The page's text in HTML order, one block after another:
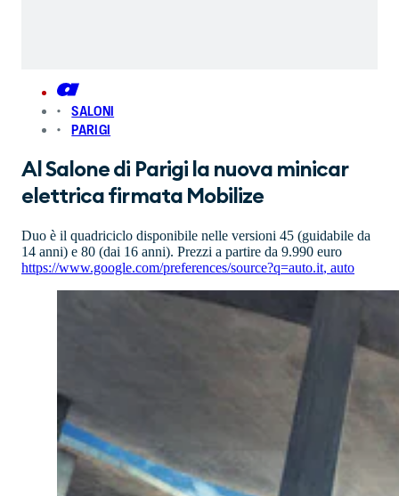
SALONI
PARIGI
Al Salone di Parigi la nuova minicar
elettrica firmata Mobilize
Duo è il quadriciclo disponibile nelle versioni 45 (guidabile da
14 anni) e 80 (dai 16 anni). Prezzi a partire da 9.990 euro
https://www.google.com/preferences/source?q=auto.it, auto